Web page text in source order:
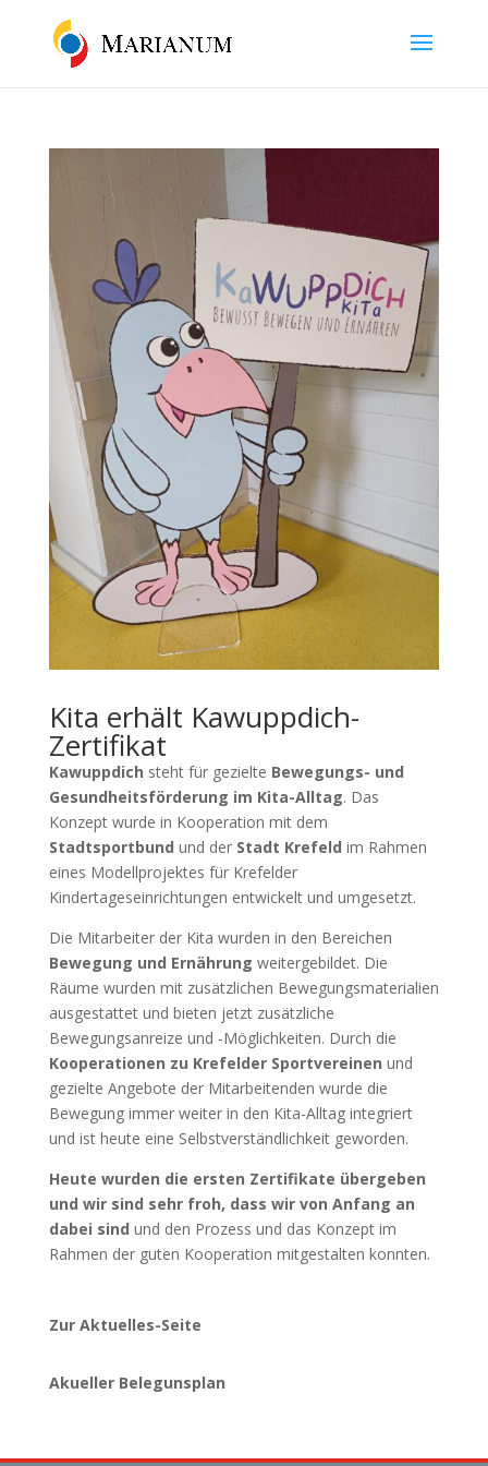
Kita erhält Kawuppdich-
Zertifikat
Kawuppdich steht für gezielte Bewegungs- und
Gesundheitsförderung im Kita-Alltag. Das
Konzept wurde in Kooperation mit dem
Stadtsportbund und derStadt Krefeld im Rahmen
eines Modellprojektes für Krefelder
Kindertageseinrichtungen entwickelt und umgesetzt.
Die Mitarbeiter der Kita wurden in den Bereichen
Bewegung und Ernährung weitergebildet. Die
Räume wurden mit zusätzlichen Bewegungsmaterialien
ausgestattet und bieten jetzt zusätzliche
Bewegungsanreize und -Möglichkeiten. Durch die
Kooperationen zu Krefelder Sportvereinen und
gezielte Angebote der Mitarbeitenden wurde die
Bewegung immer weiter in den Kita-Alltag integriert
und ist heute eine Selbstverständlichkeit geworden.
Heute wurden die ersten Zertifikate übergeben
und wir sind sehr froh, dass wir von Anfang an
dabei sind und den Prozess und das Konzept im
Rahmen der guten Kooperation mitgestalten konnten.
Zur Aktuelles-Seite
Akueller Belegunsplan